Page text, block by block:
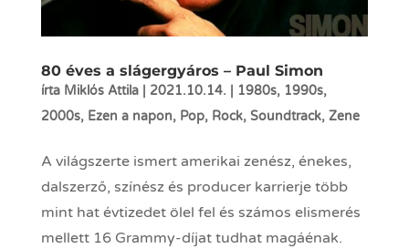
80 éves a slágergyáros – Paul Simon
írta Miklós Attila| 2021.10.14. 1980s, 1990s,
2000s, Ezen a napon, Pop, Rock, Soundtrack, Zene
A világszerte ismert amerikai zenész, énekes,
dalszerző, színész és producer karrierje több
mint hat évtizedet ölel fel és számos elismerés
mellett 16 Grammy-díjat tudhat magáénak.